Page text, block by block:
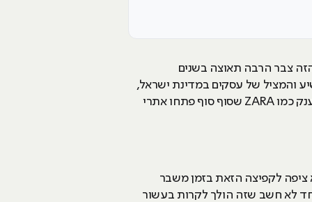
צבר הרבה תאוצה בשנים
והמציל של עסקים במדינת ישראל,
החל מברי קוקטיילים בתל-אביב, חקלאים שמוכרים את הסחורה שלהם בצורה ישירה לצרכנים ועד לחברות ענק כמו ZARA שסוף סוף פתחו אתרי
ציפה לקפיצה הזאת בזמן משבר
לא חשב שזה הולך לקרות בעשור